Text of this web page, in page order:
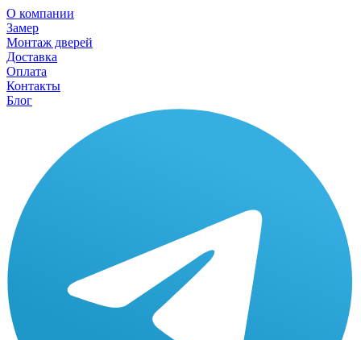
О компании
Замер
Монтаж дверей
Доставка
Оплата
Контакты
Блог